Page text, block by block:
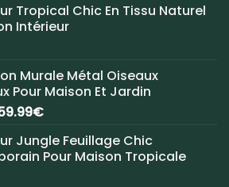
Tropical Chic En Tissu Naturel
Intérieur
Murale Métal Oiseaux
Pour Maison Et Jardin
:
€Le
actuel
est :
Jungle Feuillage Chic
Pour Maison Tropicale